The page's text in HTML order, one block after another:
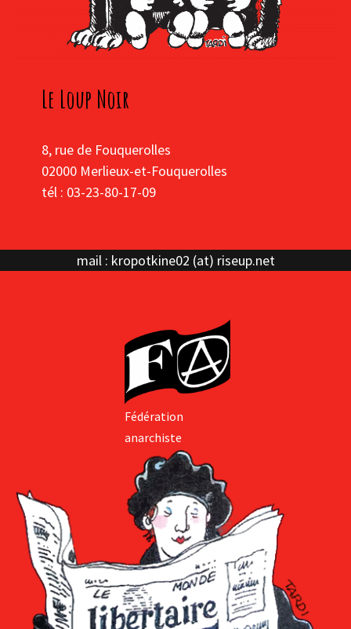
Le Loup Noir
8, rue de Fouquerolles
02000 Merlieux-et-Fouquerolles
tél : 03-23-80-17-09
mail : kropotkine02 (at) riseup.net
Fédération
anarchiste